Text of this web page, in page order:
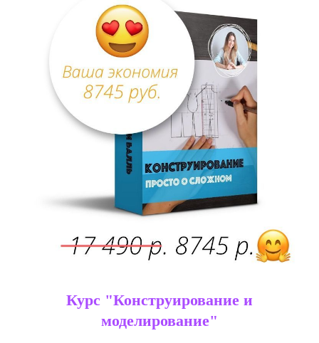
Курс "Конструирование и
моделирование"